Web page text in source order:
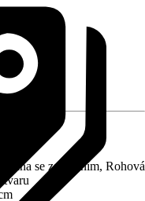
vana se zaoblením, Rohová
tvaru